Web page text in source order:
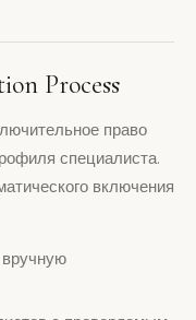
Process
право
специалиста.
включения